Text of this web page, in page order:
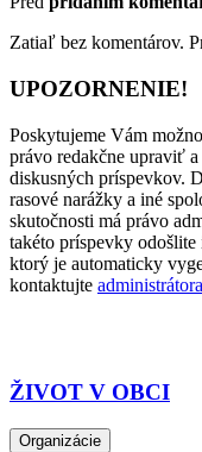
Zatiaľ bez komentárov.
UPOZORNENIE!
Poskytujeme Vám
právo redakčne upraviť
diskusných príspevkov.
rasové narážky a iné
skutočnosti má právo
takéto príspevky
ktorý je automaticky
kontaktujte
ŽIVOT V OBCI
Organizácie